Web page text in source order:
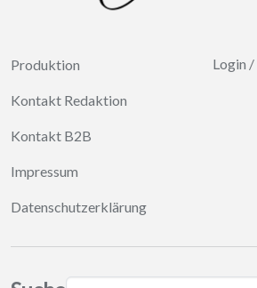
Produktion
Kontakt Redaktion
Kontakt B2B
Impressum
Datenschutzerklärung
Login /